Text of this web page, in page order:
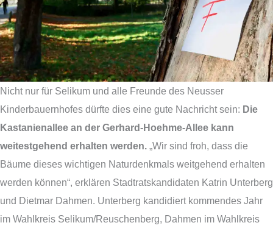
Nicht nur für Selikum und alle Freunde des Neusser
Kinderbauernhofes dürfte dies eine gute Nachricht sein: Die
Kastanienallee an der Gerhard-Hoehme-Allee kann
weitestgehend erhalten werden. „Wir sind froh, dass die
Bäume dieses wichtigen Naturdenkmals weitgehend erhalten
werden können“, erklären Stadtratskandidaten Katrin Unterberg
und Dietmar Dahmen. Unterberg kandidiert kommendes Jahr
im Wahlkreis Selikum/Reuschenberg, Dahmen im Wahlkreis